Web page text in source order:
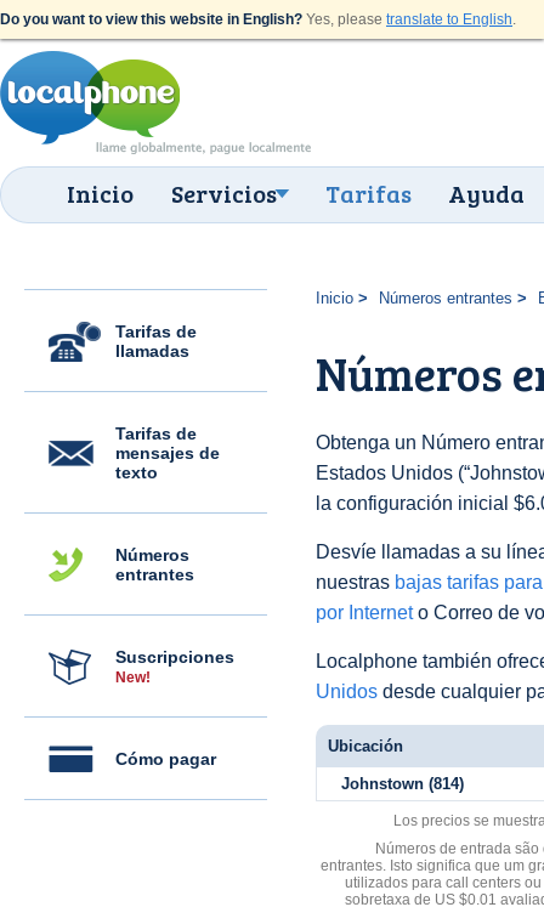
Do you want to view this website in English? Yes, please translate to English.
Inicio Servicios Tarifas Ayuda
Tarifas de
llamadas
Tarifas de
mensajes de
texto
Números
entrantes
Suscripciones
New!
Cómo pagar
Inicio Números entrantes
Números
Obtenga un Número
Estados Unidos
la configuración inicial
Desvíe llamadas a su
nuestras bajas tarifas
por Interneto Correo de
Localphone también
Unidos desde cualquier
Ubicación
Johnstown (814)
Los precios se
Números de entrada
entrantes. Isto significa que um
utilizados para call centers
sobretaxa de US $0.01